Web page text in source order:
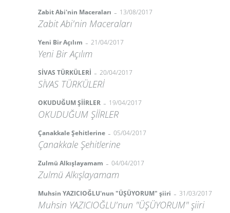
Zabit Abi'nin Maceraları - 13/08/2017
Zabit Abi'nin Maceraları
Yeni Bir Açılım - 21/04/2017
Yeni Bir Açılım
SİVAS TÜRKÜLERİ - 20/04/2017
SİVAS TÜRKÜLERİ
OKUDUĞUM ŞİİRLER - 19/04/2017
OKUDUĞUM ŞİİRLER
Çanakkale Şehitlerine - 05/04/2017
Çanakkale Şehitlerine
Zulmü Alkışlayamam - 04/04/2017
Zulmü Alkışlayamam
Muhsin YAZICIOĞLU'nun "ÜŞÜYORUM" şiiri - 31/03/2017
Muhsin YAZICIOĞLU'nun "ÜŞÜYORUM" şiiri